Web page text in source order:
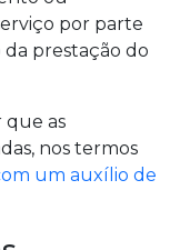
por parte
prestação do
que as
nos termos
um auxílio de